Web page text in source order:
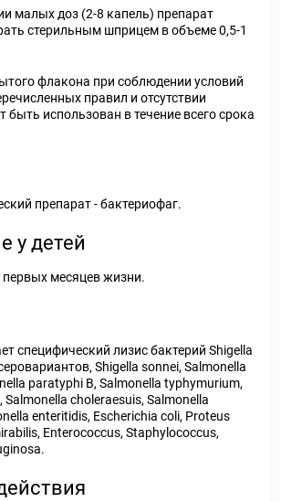
малых доз (2-8 капель) препарат
стерильным шприцем в объеме 0,5-1
флакона при соблюдении условий
правил и отсутствии
быть использован в течение всего срока
препарат - бактериофаг.
у детей
месяцев жизни.
специфический лизис бактерий Shigella
Shigella sonnei, Salmonella
paratyphi В, Salmonella typhymurium,
choleraesuis, Salmonella
enteritidis, Escherichia coli, Proteus
Enterococcus, Staphylococcus,